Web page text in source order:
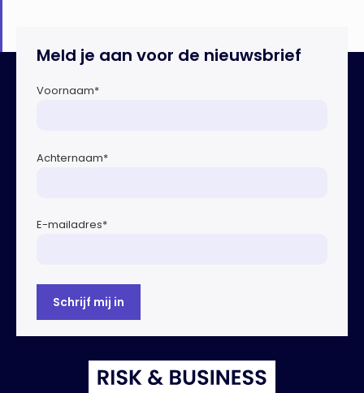
Meld je aan voor de nieuwsbrief
Voornaam*
Achternaam*
E-mailadres*